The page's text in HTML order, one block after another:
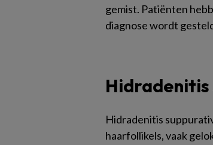
gemist. Patiënten
diagnose wordt
Hidradenitis
haarfollikels, vaak